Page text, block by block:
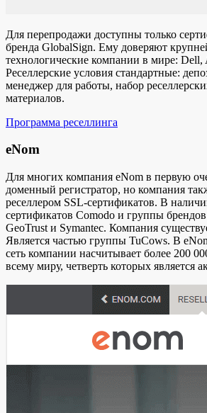
Для перепродажи доступны только
бренда GlobalSign. Ему доверяют
технологические компании в мире:
Реселлерские условия стандартные:
менеджер для работы, набор
материалов.
Программа реселлинга
eNom
Для многих компания eNom в первую
доменный регистратор, но компания
реселлером SSL-сертификатов. В
сертификатов Comodo и группы
GeoTrust и Symantec. Компания
Является частью группы TuCows. В
сеть компании насчитывает более 200
всему миру, четверть которых является